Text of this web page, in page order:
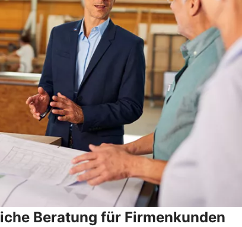
Beratung für Firmenkunden